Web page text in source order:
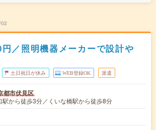
／照明機器メーカーで設計や
土日祝日が休み WEB登録OK 派遣
都市伏見区
駅から徒歩3分／くいな橋駅から徒歩8分